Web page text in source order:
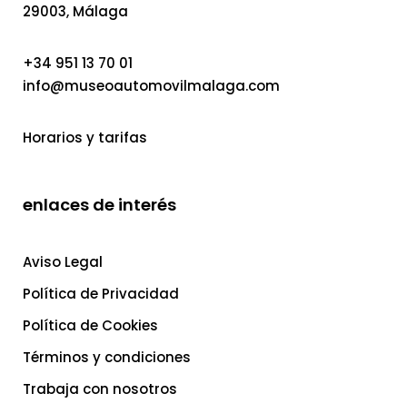
29003, Málaga
+34 951 13 70 01
info@museoautomovilmalaga.com
Horarios y tarifas
enlaces de interés
Aviso Legal
Política de Privacidad
Política de Cookies
Términos y condiciones
Trabaja con nosotros